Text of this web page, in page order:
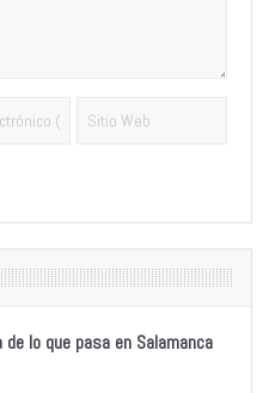
lo que pasa en Salamanca